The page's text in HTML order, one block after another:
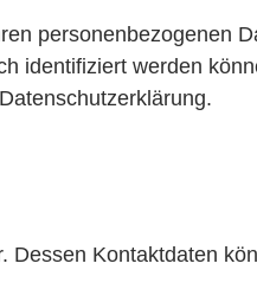
personenbezogenen
identifiziert werden
Kontaktdaten